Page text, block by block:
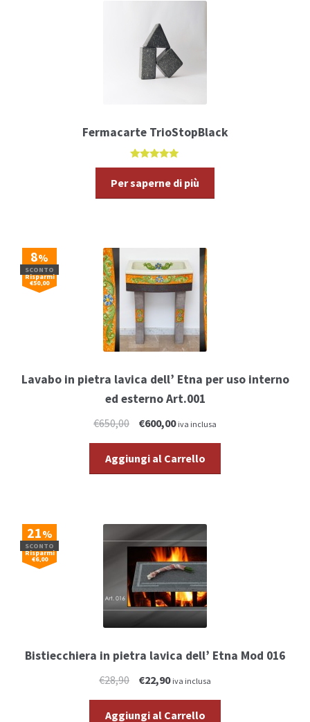
Fermacarte TrioStopBlack
5.00di 5
Per saperne di più
Lavabo in pietra lavica dell’ Etna per uso interno
ed esterno Art.001
8%
SCONTO
Risparmi
€50,00
€650,00 €600,00 iva inclusa
Aggiungi al Carrello
Bistiecchiera in pietra lavica dell’ Etna Mod 016
21%
SCONTO
Risparmi
€6,00
€28,90 €22,90 iva inclusa
Aggiungi al Carrello